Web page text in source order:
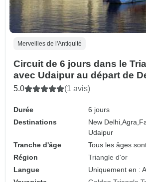
Merveilles de l'Antiquité
Circuit de 6 jours dans le
avec Udaipur au départ de
5.0 (1 avis)
Durée
6 jours
Destinations
New Delhi,Agra,
Udaipur
Tranche d'âge
Tous les âges
Région
Triangle d'or
Langue
Uniquement en :